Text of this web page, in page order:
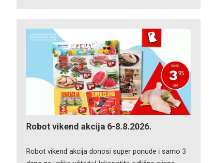
Robot vikend akcija 6-8.8.2026.
Robot vikend akcija donosi super ponude i samo 3